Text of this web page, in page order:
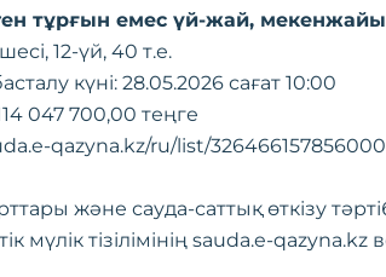
тұрғын емес үй-жай,
12-үй, 40 т.е.
күні: 28.05.2026 сағат 10:00
047 700,00 теңге
qazyna.kz/ru/list/
және сауда-саттық өткізу
мүлік тізілімінің sauda.e-